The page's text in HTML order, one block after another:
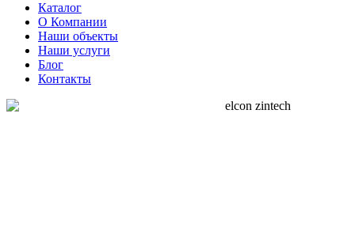
Каталог
О Компании
Наши объекты
Наши услуги
Блог
Контакты